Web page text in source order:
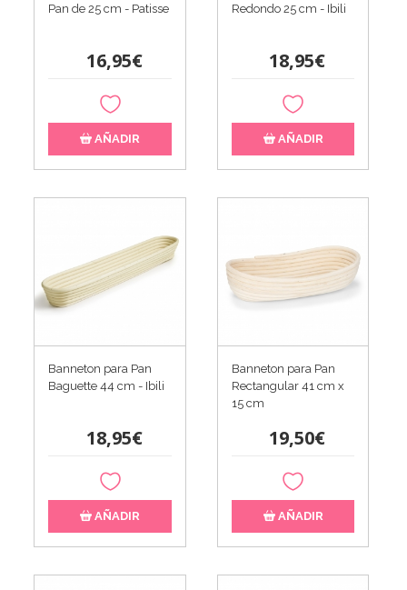
Pan de 25 cm - Patisse
16,95€
AÑADIR
Redondo 25 cm - Ibili
18,95€
AÑADIR
Banneton para Pan
Baguette 44 cm - Ibili
18,95€
AÑADIR
Banneton para Pan
Rectangular 41 cm x
15 cm
19,50€
AÑADIR